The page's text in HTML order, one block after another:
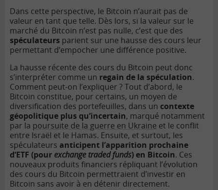
Dans cette perspective, le Bitcoin n’aurait pas de
valeur en tant que telle. Dès lors, si la valeur sur le
marché du Bitcoin n’est pas nulle, c’est que des
spéculateurs parient sur une hausse des cours leur
permettant d’empocher une différence positive.
La hausse récente des cours du Bitcoin peut donc
s’interpréter comme un regain de la spéculation.
Comment peut-on l’expliquer ? Tout d’abord, le
Bitcoin constitue, pour certains, un moyen de
diversification des portefeuilles, dans un contexte
géopolitique plus qu’incertain, marqué notamment
par la poursuite de la guerre en Ukraine et le conflit
entre Israël et le Hamas. Ensuite, et surtout, les
spéculateurs anticipent l’apparition prochaine
d’ETF (pour exchange traded funds) en Bitcoin. Ces
nouveaux produits financiers répliquant l’évolution
des cours du Bitcoin permettraient d’investir en
Bitcoin sans avoir à en détenir directement.